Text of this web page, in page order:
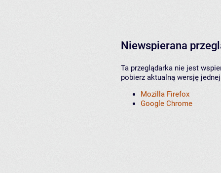
Niewspierana
Ta przeglądarka nie jest
pobierz aktualną wersję
Mozilla Firefox
Google Chrome